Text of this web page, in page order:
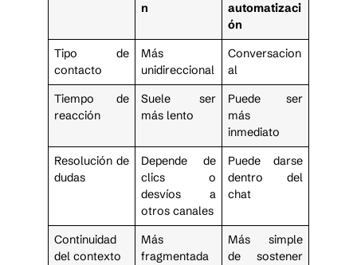
n
automatizaci
ón
Tipo de
contacto
Más
unidireccional
Conversacion
al
Tiempo de
reacción
Suele ser
más lento
Puede ser
más
inmediato
Resolución de
dudas
Depende de
clics o
desvíos a
otros canales
Puede darse
dentro del
chat
Continuidad
del contexto
Más
fragmentada
Más simple
de sostener